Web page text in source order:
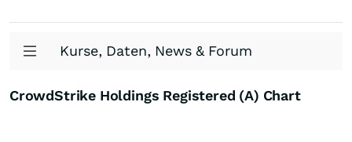
Kurse, Daten, News & Forum
CrowdStrike Holdings Registered (A) Chart